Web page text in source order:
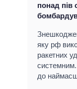
понад пів
яку рф
ракетних
до